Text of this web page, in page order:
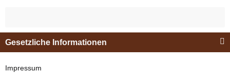
Gesetzliche Informationen
Impressum